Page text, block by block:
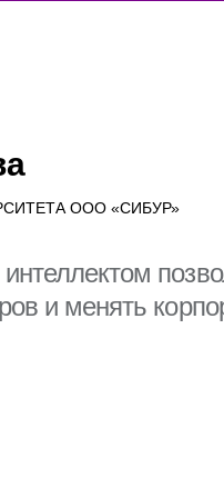
спортивно-музыкального
«Достигая цели!»
с Корпоративным
РЖД
ООО «СИБУР»
и менять